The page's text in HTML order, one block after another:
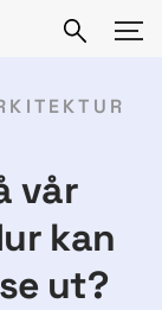
vår
kan
ut?